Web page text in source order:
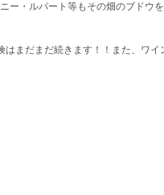
ー・ルパート等もその畑のブドウ
まだまだ続きます！！また、ワイ